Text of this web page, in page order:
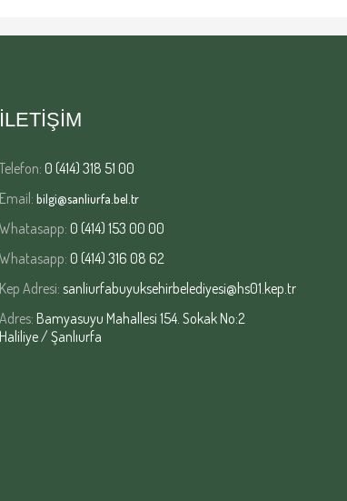
İLETİŞİM
Telefon: 0 (414) 318 51 00
Email: bilgi@sanliurfa.bel.tr
Whatasapp: 0 (414) 153 00 00
Whatasapp: 0 (414) 316 08 62
Kep Adresi: sanliurfabuyuksehirbelediyesi@hs01.kep.tr
Adres: Bamyasuyu Mahallesi 154. Sokak No:2
Haliliye / Şanlıurfa